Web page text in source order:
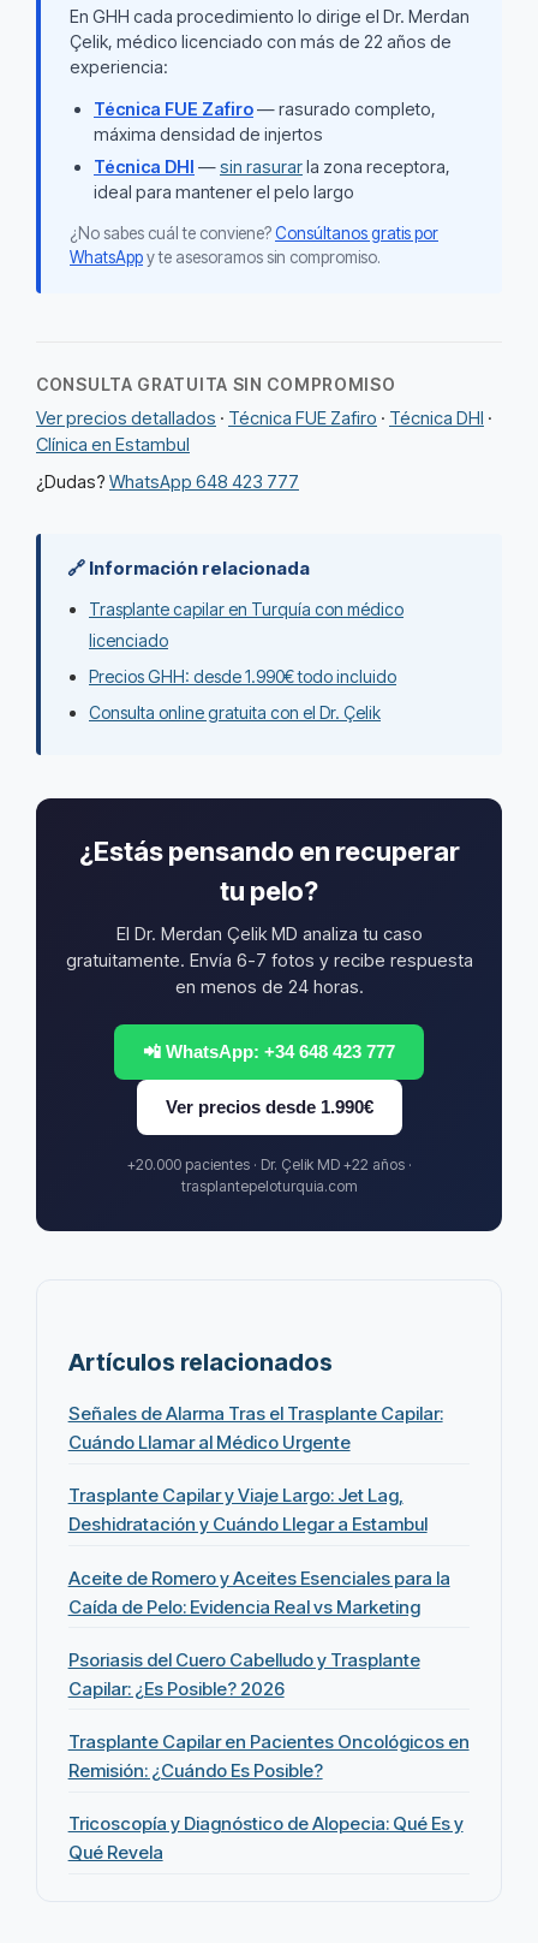
En GHH cada procedimiento lo dirige el Dr. Merdan
Çelik, médico licenciado con más de 22 años de
experiencia:
Técnica FUE Zafiro— rasurado completo,
máxima densidad de injertos
Técnica DHI —sin rasurarla zona receptora,
ideal para mantener el pelo largo
¿No sabes cuál te conviene?Consúltanos gratis por
WhatsAppy te asesoramos sin compromiso.
CONSULTA GRATUITA SIN COMPROMISO
Ver precios detallados · Técnica FUE Zafiro · Técnica DHI ·
Clínica en Estambul
¿Dudas? WhatsApp 648 423 777
🔗 Información relacionada
Trasplante capilar en Turquía con médico
licenciado
Precios GHH: desde 1.990€ todo incluido
Consulta online gratuita con el Dr. Çelik
¿Estás pensando en recuperar
tu pelo?
El Dr. Merdan Çelik MD analiza tu caso
gratuitamente. Envía 6-7 fotos y recibe respuesta
en menos de 24 horas.
📲 WhatsApp: +34 648 423 777
Ver precios desde 1.990€
+20.000 pacientes · Dr. Çelik MD +22 años ·
trasplantepeloturquia.com
Artículos relacionados
Señales de Alarma Tras el Trasplante Capilar:
Cuándo Llamar al Médico Urgente
Trasplante Capilar y Viaje Largo: Jet Lag,
Deshidratación y Cuándo Llegar a Estambul
Aceite de Romero y Aceites Esenciales para la
Caída de Pelo: Evidencia Real vs Marketing
Psoriasis del Cuero Cabelludo y Trasplante
Capilar: ¿Es Posible? 2026
Trasplante Capilar en Pacientes Oncológicos en
Remisión: ¿Cuándo Es Posible?
Tricoscopía y Diagnóstico de Alopecia: Qué Es y
Qué Revela